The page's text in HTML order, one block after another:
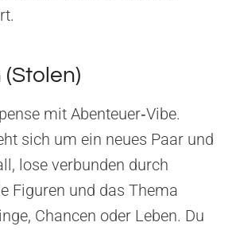
mit Abenteuer‑Vibe.
sich um ein neues Paar und
lose verbunden durch
Figuren und das Thema
Chancen oder Leben. Du